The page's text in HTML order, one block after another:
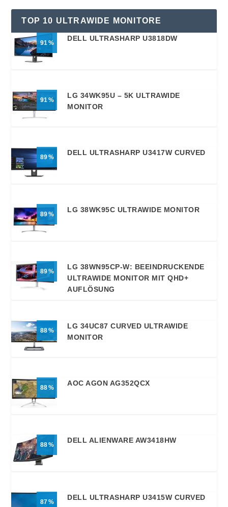
TOP 10 ULTRAWIDE MONITORE
91
DELL ULTRASHARP U3818DW
91
LG 34WK95U – 5K ULTRAWIDE
MONITOR
89
DELL ULTRASHARP U3417W CURVED
89
LG 38WK95C ULTRAWIDE MONITOR
89
LG 38WN95CP-W: BEEINDRUCKENDE
ULTRAWIDE MONITOR MIT QHD+
AUFLÖSUNG
88
LG 34UC87 CURVED ULTRAWIDE
MONITOR
88
AOC AGON AG352QCX
88
DELL ALIENWARE AW3418HW
87
DELL ULTRASHARP U3415W CURVED